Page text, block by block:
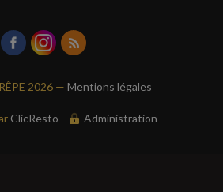
2026 —Mentions légales
ClicResto - Administration